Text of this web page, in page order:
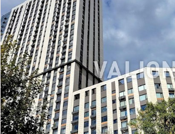
метро Теремки 2 хвилини пішки. Поруч
Нова пошта, Укрпошта, ринок, дитячі садки,
парк ВДНГ. Ціна 60000 у.о. Інна 0979501565